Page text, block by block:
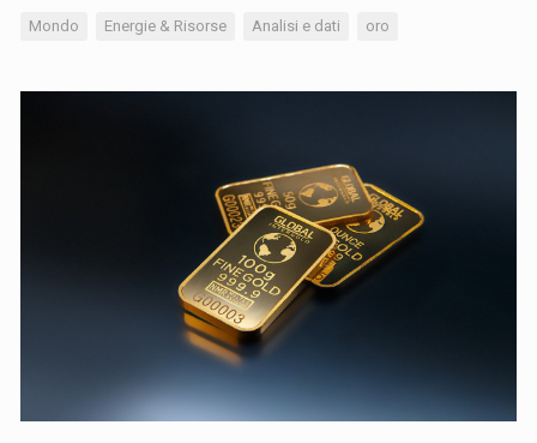
Mondo Energie & Risorse Analisi e dati oro